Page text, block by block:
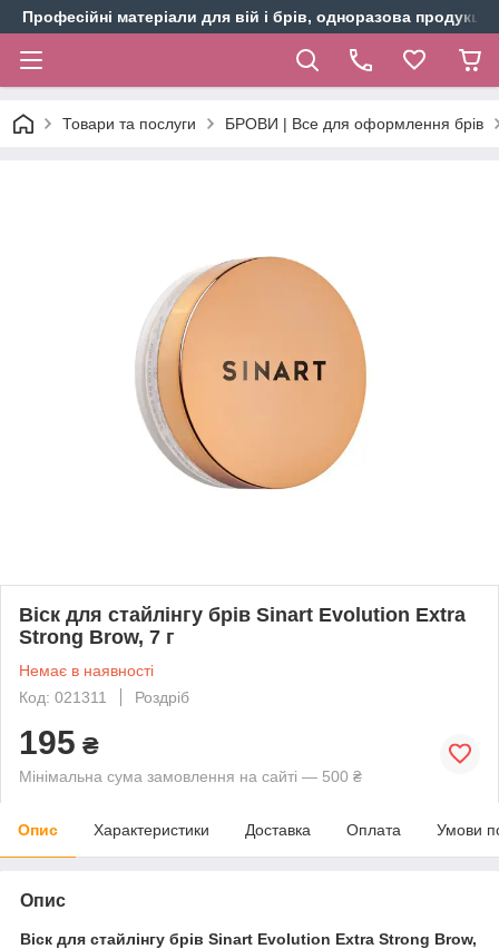
Професійні матеріали для вій і брів, одноразова продукція
Товари та послуги БРОВИ | Все для оформлення брів
Віск для стайлінгу брів Sinart Evolution Extra
Strong Brow, 7 г
Немає в наявності
Код: 021311
Роздріб
195 ₴
Мінімальна сума замовлення на сайті — 500 ₴
Опис Характеристики Доставка Оплата Умови
Опис
Віск для стайлінгу брів Sinart Evolution Extra Strong Brow,